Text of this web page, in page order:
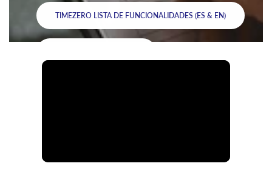
TIMEZERO LISTA DE FUNCIONALIDADES (ES & EN)